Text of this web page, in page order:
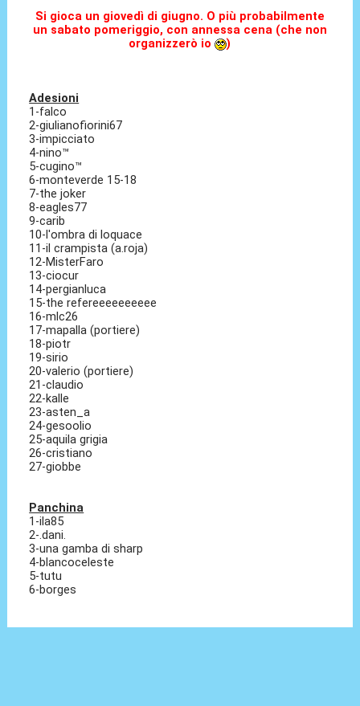
Si gioca un giovedì di giugno. O più probabilmente
un sabato pomeriggio, con annessa cena (che non
organizzerò io
)
Adesioni
1-falco
2-giulianofiorini67
3-impicciato
4-nino™
5-cugino™
6-monteverde 15-18
7-the joker
8-eagles77
9-carib
10-l'ombra di loquace
11-il crampista (a.roja)
12-MisterFaro
13-ciocur
14-pergianluca
15-the refereeeeeeeeee
16-mlc26
17-mapalla (portiere)
18-piotr
19-sirio
20-valerio (portiere)
21-claudio
22-kalle
23-asten_a
24-gesoolio
25-aquila grigia
26-cristiano
27-giobbe
Panchina
1-ila85
2-.dani.
3-una gamba di sharp
4-blancoceleste
5-tutu
6-borges